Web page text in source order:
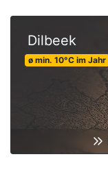
Dilbeek
ø min. 10°C im Jahr